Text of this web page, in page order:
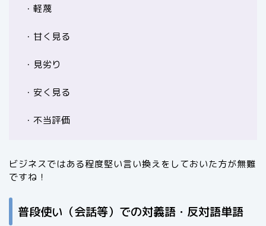
・軽蔑
・甘く見る
・見劣り
・安く見る
・不当評価
ビジネスではある程度堅い言い換えをしておいた方が無難
ですね！
普段使い（会話等）での対義語・反対語単語